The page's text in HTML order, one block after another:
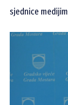
sjednice